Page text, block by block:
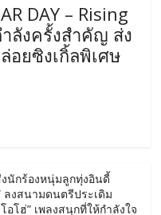
DAY – Rising
ลังครั้งสำคัญ ส่ง
อยซิงเกิ้ลพิเศษ
นักร้องหนุ่มลูกทุ่งอินดี้
ลงสนามดนตรีประเดิม
อโฮ่” เพลงสนุกที่ให้กำลังใจ